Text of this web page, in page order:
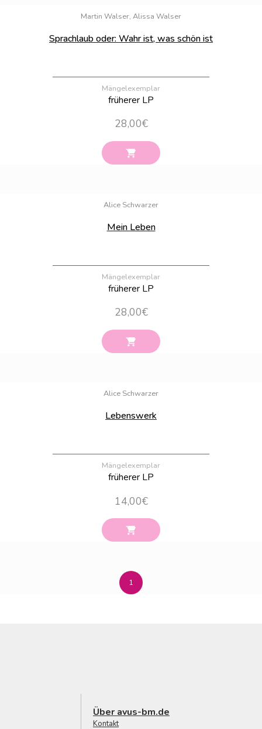
Martin Walser, Alissa Walser
Sprachlaub oder: Wahr ist, was schön ist
Mängelexemplar
früherer LP
28,00€
Alice Schwarzer
Mein Leben
Mängelexemplar
früherer LP
28,00€
Alice Schwarzer
Lebenswerk
Mängelexemplar
früherer LP
14,00€
1
Über avus-bm.de
Kontakt